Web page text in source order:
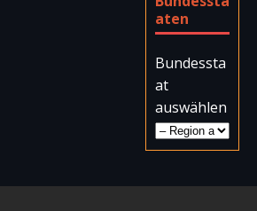
aten
Bundessta
at
auswählen